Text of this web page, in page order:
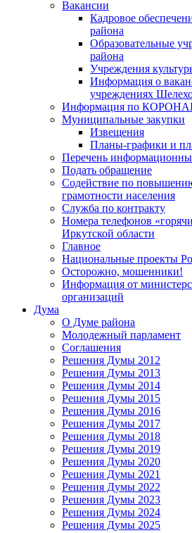
Вакансии
Кадровое
района
Образовательные
района
Учреждения
Информация о
учреждениях
Информация по
Муниципальные закупки
Извещения
Планы-графики и
Перечень
Подать обращение
Содействие по
грамотности населения
Служба по контракту
Номера телефонов
Иркутской области
Главное
Национальные проекты
Осторожно, мошенники!
Информация от
организаций
Дума
О Думе района
Молодежный парламент
Соглашения
Решения Думы 2012
Решения Думы 2013
Решения Думы 2014
Решения Думы 2015
Решения Думы 2016
Решения Думы 2017
Решения Думы 2018
Решения Думы 2019
Решения Думы 2020
Решения Думы 2021
Решения Думы 2022
Решения Думы 2023
Решения Думы 2024
Решения Думы 2025